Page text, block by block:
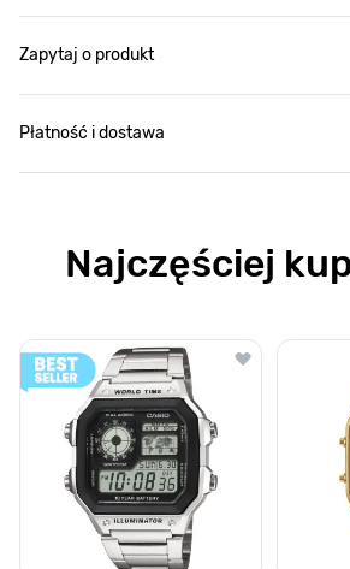
Zapytaj o produkt
Płatność i dostawa
Najczęściej
Poruszanie się po elementach karuzeli
Naciśnij, aby pominąć karuzelę
Naciśnij, aby przejść do nawigacji karuzeli